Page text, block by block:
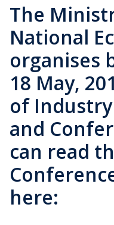
The
National
organises
18 May,
of Industry
and
can read
here: